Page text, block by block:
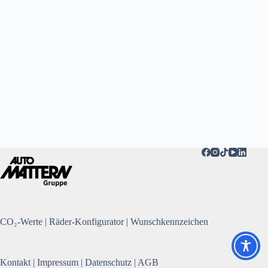
CO₂-Werte | Räder-Konfigurator| Wunschkennzeichen
Kontakt | Impressum | Datenschutz | AGB